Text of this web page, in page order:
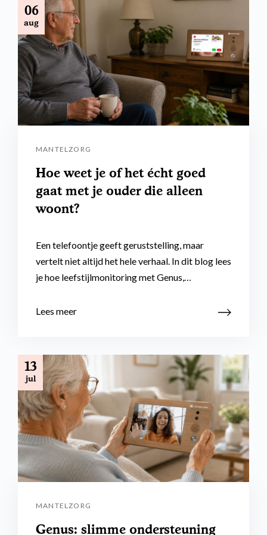
06
aug
MANTELZORG
Hoe weet je of het écht goed
gaat met je ouder die alleen
woont?
Een telefoontje geeft geruststelling, maar
vertelt niet altijd het hele verhaal. In dit blog lees
je hoe leefstijlmonitoring met Genus,…
Lees meer
13
jul
MANTELZORG
Genus: slimme ondersteuning